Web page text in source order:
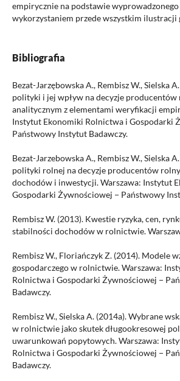
empirycznie na podstawie
wykorzystaniem przede wszystkim ilustracji
Bibliografia
Bezat-Jarzębowska A., Rembisz W., Sielska
polityki i jej wpływ na decyzje
analitycznym z elementami weryfikacji
Instytut Ekonomiki Rolnictwa i Gospodarki
Państwowy Instytut Badawczy.
Bezat-Jarzebowska A., Rembisz W., Sielska
polityki rolnej na decyzje producentów
dochodów i inwestycji. Warszawa: Instytut
Gospodarki Żywnościowej − Państwowy
Rembisz W. (2013). Kwestie ryzyka, cen,
stabilności dochodów w rolnictwie.
Rembisz W., Floriańczyk Z. (2014). Modele
gospodarczego w rolnictwie. Warszawa:
Rolnictwa i Gospodarki Żywnościowej −
Badawczy.
Rembisz W., Sielska A. (2014a). Wybrane
w rolnictwie jako skutek długookresowej
uwarunkowań popytowych. Warszawa:
Rolnictwa i Gospodarki Żywnościowej −
Badawczy.